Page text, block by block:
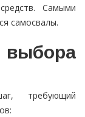
Самыми
самосвалы.
требующий